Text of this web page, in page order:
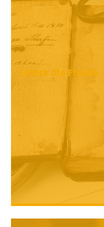
Feiere die Freude